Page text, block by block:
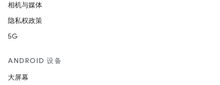
相机与媒体
隐私权政策
5G
ANDROID 设备
大屏幕